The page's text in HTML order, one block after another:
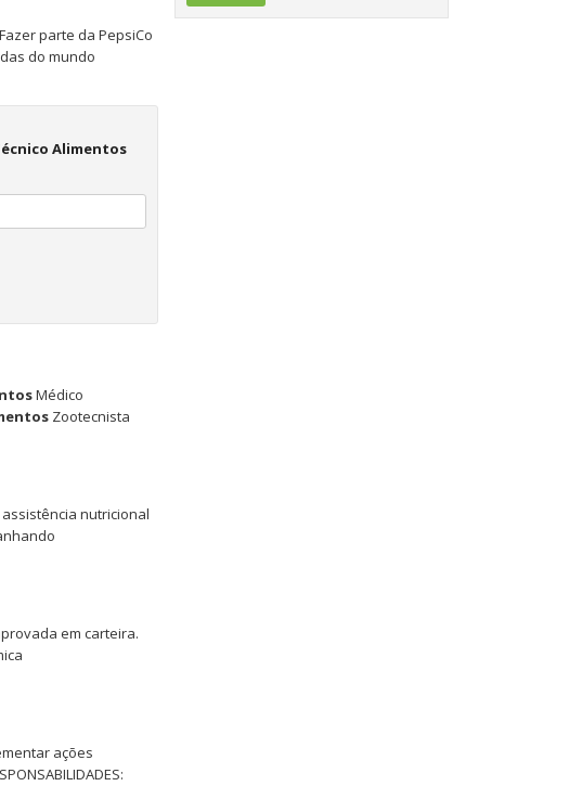
parte da PepsiCo
do mundo
Alimentos
Médico
Zootecnista
nutricional
em carteira.
ações